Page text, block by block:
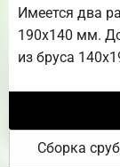
Имеется два
190х140 мм.
из бруса
Сборка